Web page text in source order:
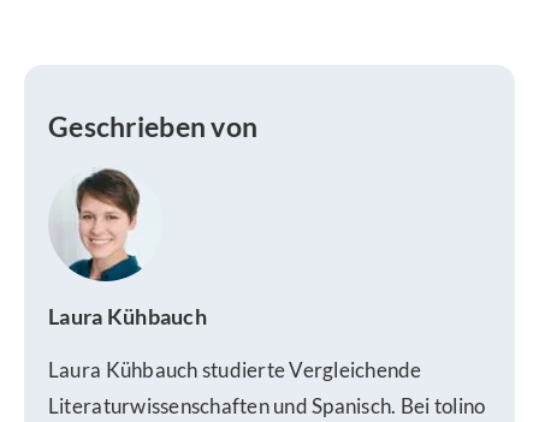
Geschrieben von
Laura Kühbauch
Laura Kühbauch studierte Vergleichende
Literaturwissenschaften und Spanisch. Bei tolino